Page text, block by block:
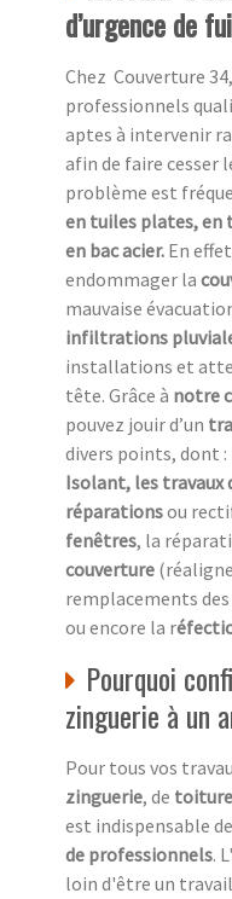
d’urgence de
Chez Couverture
professionnels
aptes à intervenir
afin de faire cesser
problème est
en tuiles plates, en
en bac acier. En
endommager la
mauvaise
infiltrations
installations et
tête. Grâce à notre
pouvez jouir d’un
divers points, dont
Isolant, les travaux
réparationsou
fenêtres, la
couverture
remplacements
ou encore la r
Pourquoi
zinguerie à un
Pour tous vos
zinguerie, de toiture
est indispensable
de professionnels.
loin d'être un